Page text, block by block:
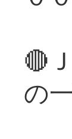
🔴
の